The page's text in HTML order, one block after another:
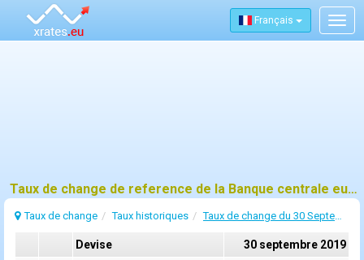
Français
Taux de change de reference de la Banque centrale europeenne (BCE) pour 30 septembre 2019
Taux de change Taux historiques Taux de change du 30 Septembre 2019
Devise
30 septembre 2019